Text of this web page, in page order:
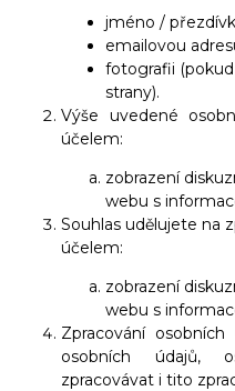
jméno /
emailovou
fotografii
strany).
Výše uvedené
účelem:
zobrazení
webu s
Souhlas udělujete na
účelem:
zobrazení
webu s
Zpracování
osobních údajů,
zpracovávat i tito